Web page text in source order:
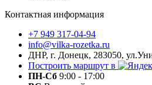
Контактная информация
+7 949 317-04-94
info@vilka-rozetka.ru
ДНР, г. Донецк, 283050,
Построить маршрут в
ПН-Сб 9:00 - 17:00